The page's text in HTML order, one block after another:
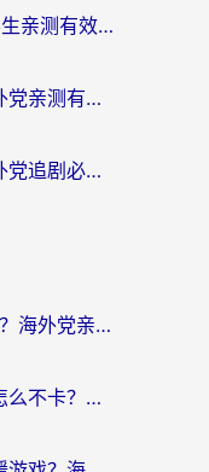
在国外如何看B站视频？留学生亲测有效的回国加速器选择指南
网易云音乐国外怎么下？海外党亲测有效的回国加速器指南
在国外不能看爱奇艺吗？海外党追剧必看的回国加速器选择指南
国外用什么加速器打QQ飞车？海外党亲测有效的国服游戏加速指南
国外玩反恐精英：全球攻势怎么不卡？老玩家亲测的加速器选择指南